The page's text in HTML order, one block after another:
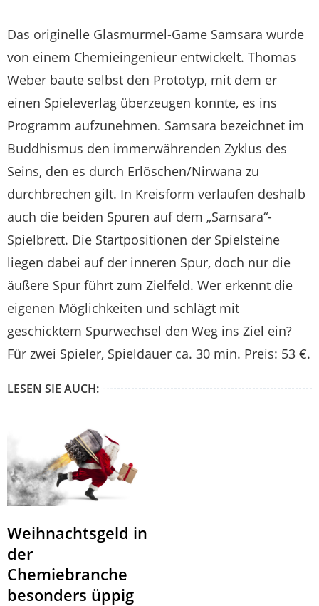
Das originelle Glasmurmel-Game Samsara wurde
von einem Chemieingenieur entwickelt. Thomas
Weber baute selbst den Prototyp, mit dem er
einen Spieleverlag überzeugen konnte, es ins
Programm aufzunehmen. Samsara bezeichnet im
Buddhismus den immerwährenden Zyklus des
Seins, den es durch Erlöschen/Nirwana zu
durchbrechen gilt. In Kreisform verlaufen deshalb
auch die beiden Spuren auf dem „Samsara“-
Spielbrett. Die Startpositionen der Spielsteine
liegen dabei auf der inneren Spur, doch nur die
äußere Spur führt zum Zielfeld. Wer erkennt die
eigenen Möglichkeiten und schlägt mit
geschicktem Spurwechsel den Weg ins Ziel ein?
Für zwei Spieler, Spiel­dauer ca. 30 min. Preis: 53 €.
LESEN SIE AUCH:
Weihnachtsgeld in
der
Chemiebranche
besonders üppig